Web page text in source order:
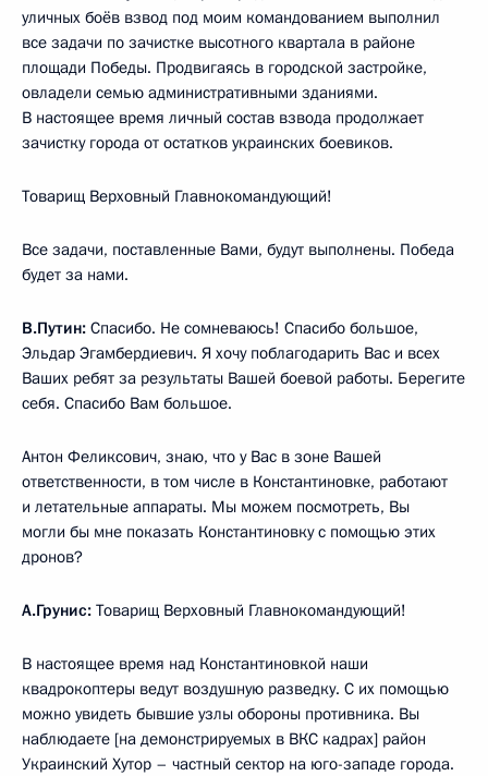
уличных боёв взвод под моим командованием выполнил
все задачи по зачистке высотного квартала в районе
площади Победы. Продвигаясь в городской застройке,
овладели семью административными зданиями.
В настоящее время личный состав взвода продолжает
зачистку города от остатков украинских боевиков.
Товарищ Верховный Главнокомандующий!
Все задачи, поставленные Вами, будут выполнены. Победа
будет за нами.
В.Путин: Спасибо. Не сомневаюсь! Спасибо большое,
Эльдар Эгамбердиевич. Я хочу поблагодарить Вас и всех
Ваших ребят за результаты Вашей боевой работы. Берегите
себя. Спасибо Вам большое.
Антон Феликсович, знаю, что у Вас в зоне Вашей
ответственности, в том числе в Константиновке, работают
и летательные аппараты. Мы можем посмотреть, Вы
могли бы мне показать Константиновку с помощью этих
дронов?
А.Грунис: Товарищ Верховный Главнокомандующий!
В настоящее время над Константиновкой наши
квадрокоптеры ведут воздушную разведку. С их помощью
можно увидеть бывшие узлы обороны противника. Вы
наблюдаете [на демонстрируемых в ВКС кадрах] район
Украинский Хутор – частный сектор на юго-западе города.